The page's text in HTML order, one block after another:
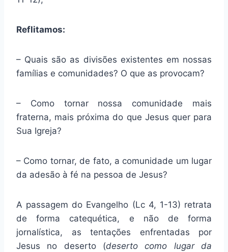
Reflitamos:
– Quais são as divisões existentes em nossas
famílias e comunidades? O que as provocam?
– Como tornar nossa comunidade mais
fraterna, mais próxima do que Jesus quer para
Sua Igreja?
– Como tornar, de fato, a comunidade um lugar
da adesão à fé na pessoa de Jesus?
A passagem do Evangelho (Lc 4, 1-13) retrata
de forma catequética, e não de forma
jornalística, as tentações enfrentadas por
Jesus no deserto (deserto como lugar da